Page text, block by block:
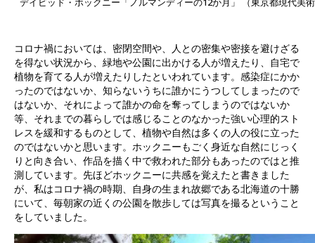
コロナ禍においては、密閉空間や、人との密集や密接を避けざる
を得ない状況から、緑地や公園に出かける人が増えたり、自宅で
植物を育てる人が増えたりしたといわれています。感染症にかか
ったのではないか、知らないうちに誰かにうつしてしまったので
はないか、それによって誰かの命を奪ってしまうのではないか
等、それまでの暮らしでは感じることのなかった強い心理的スト
レスを緩和するものとして、植物や自然は多くの人の役に立った
のではないかと思います。ホックニーもごく身近な自然にじっく
りと向き合い、作品を描く中で救われた部分もあったのではと推
測しています。先ほどホックニーに共感を覚えたと書きました
が、私はコロナ禍の時期、自身の生まれ故郷である北海道の十勝
にいて、毎朝家の近くの公園を散歩しては写真を撮るということ
をしていました。